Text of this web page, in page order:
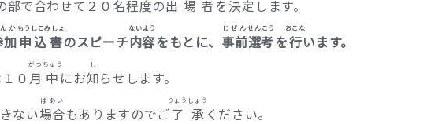
部で合わせて２０ 名程度の出場者 を決定 します。
加
か
申込書
もうしこみしょ
のスピーチ内容
ないよう
をもとに、 事前
じぜん
選考
せんこう
を行
おこな
います。
０ 月
がつ
中
ちゅう
にお知
し
らせします。
ない場合
ばあい
もありますのでご了
りょう
承
しょう
ください。